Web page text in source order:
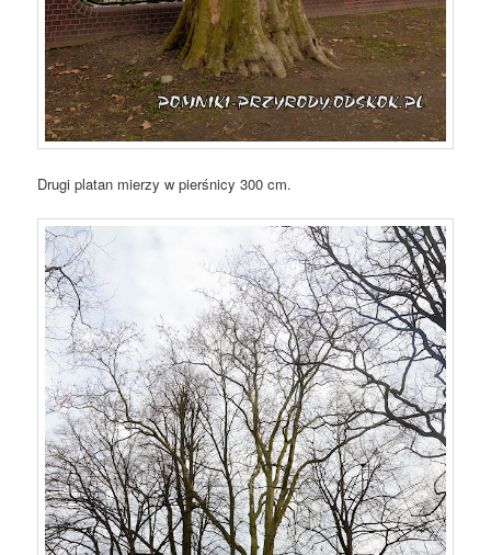
Drugi platan mierzy w pierśnicy 300 cm.